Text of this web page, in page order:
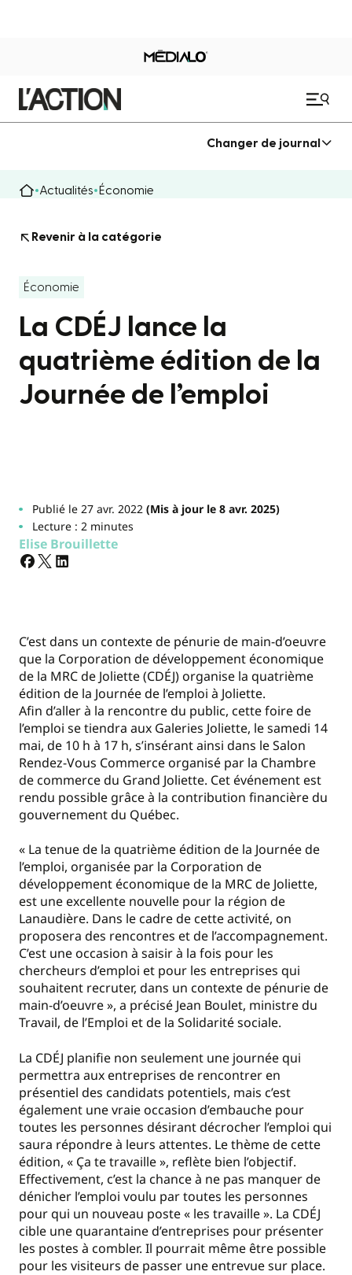
Changer de journal
Actualités Économie
Revenir à la catégorie
Économie
La CDÉJ lance la
quatrième édition de la
Journée de l’emploi
Publié le 27 avr. 2022(Mis à jour le 8 avr. 2025)
Lecture : 2 minutes
Elise Brouillette
C’est dans un contexte de pénurie de main-d’oeuvre
que la Corporation de développement économique
de la MRC de Joliette (CDÉJ) organise la quatrième
édition de la Journée de l’emploi à Joliette.
Afin d’aller à la rencontre du public, cette foire de
l’emploi se tiendra aux Galeries Joliette, le samedi 14
mai, de 10 h à 17 h, s’insérant ainsi dans le Salon
Rendez-Vous Commerce organisé par la Chambre
de commerce du Grand Joliette. Cet événement est
rendu possible grâce à la contribution financière du
gouvernement du Québec.
« La tenue de la quatrième édition de la Journée de
l’emploi, organisée par la Corporation de
développement économique de la MRC de Joliette,
est une excellente nouvelle pour la région de
Lanaudière. Dans le cadre de cette activité, on
proposera des rencontres et de l’accompagnement.
C’est une occasion à saisir à la fois pour les
chercheurs d’emploi et pour les entreprises qui
souhaitent recruter, dans un contexte de pénurie de
main-d’oeuvre », a précisé Jean Boulet, ministre du
Travail, de l’Emploi et de la Solidarité sociale.
La CDÉJ planifie non seulement une journée qui
permettra aux entreprises de rencontrer en
présentiel des candidats potentiels, mais c’est
également une vraie occasion d’embauche pour
toutes les personnes désirant décrocher l’emploi qui
saura répondre à leurs attentes. Le thème de cette
édition, « Ça te travaille », reflète bien l’objectif.
Effectivement, c’est la chance à ne pas manquer de
dénicher l’emploi voulu par toutes les personnes
pour qui un nouveau poste « les travaille ». La CDÉJ
cible une quarantaine d’entreprises pour présenter
les postes à combler. Il pourrait même être possible
pour les visiteurs de passer une entrevue sur place.